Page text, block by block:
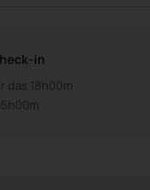
in
das 18h00m